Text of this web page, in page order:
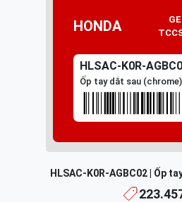
Mã Phụ
Tài
HONDA
HLSAC-K0R-
Ốp tay dắt sau (chrome)
HLSAC-K0R-AGBC02 | Ốp